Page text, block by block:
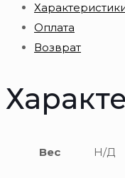
золота
пробы
Оплата
Возврат
Вес Н/Д